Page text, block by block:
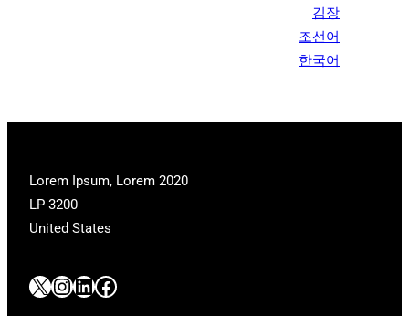
김장
조선어
한국어
2020 Lorem Ipsum, Lorem
LP 3200
United States
#
#
#
#